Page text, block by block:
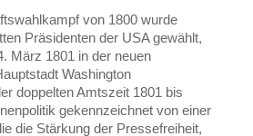
von 1800 wurde
Präsidenten der USA gewählt,
März 1801 in der neuen
Washington
doppelten Amtszeit 1801 bis
gekennzeichnet von einer
die Stärkung der Pressefreiheit,